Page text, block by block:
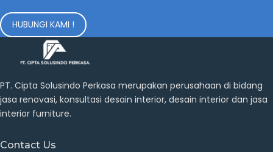
HUBUNGI KAMI !
PT. Cipta Solusindo Perkasa merupakan perusahaan di bidang
jasa renovasi, konsultasi desain interior, desain interior dan jasa
interior furniture.
Contact Us